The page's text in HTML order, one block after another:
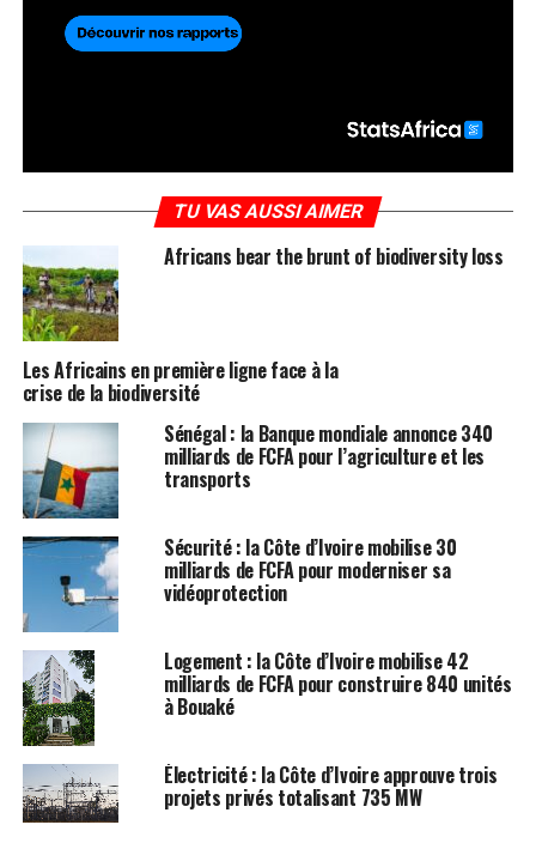
TU VAS AUSSI AIMER
Africans bear the brunt of biodiversity loss
Les Africains en première ligne face à la
crise de la biodiversité
Sénégal : la Banque mondiale annonce 340
milliards de FCFA pour l’agriculture et les
transports
Sécurité : la Côte d’Ivoire mobilise 30
milliards de FCFA pour moderniser sa
vidéoprotection
Logement : la Côte d’Ivoire mobilise 42
milliards de FCFA pour construire 840 unités
à Bouaké
Électricité : la Côte d’Ivoire approuve trois
projets privés totalisant 735 MW